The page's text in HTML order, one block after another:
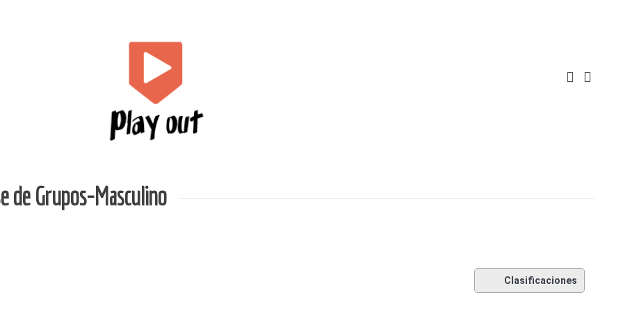
de Grupos-Masculino
Clasificaciones